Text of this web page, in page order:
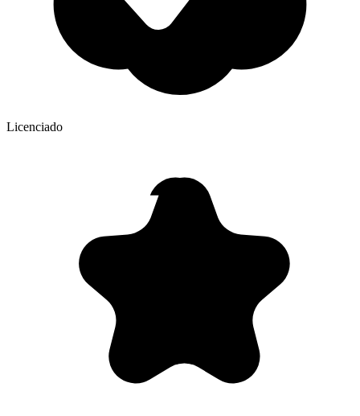
Licenciado